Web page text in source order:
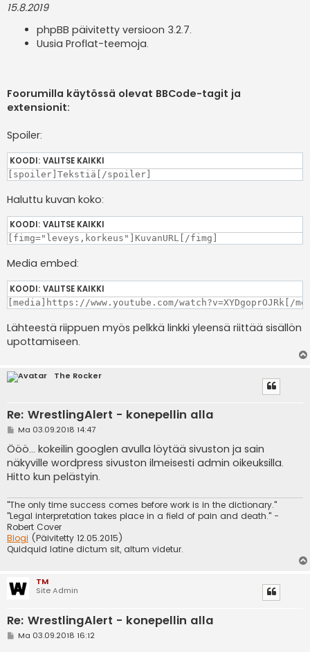
15.8.2019
phpBB päivitetty versioon 3.2.7.
Uusia Proflat-teemoja.
Foorumilla käytössä olevat BBCode-tagit ja
extensionit:
Spoiler:
KOODI: VALITSE KAIKKI
[spoiler]Tekstiä[/spoiler]
Haluttu kuvan koko:
KOODI: VALITSE KAIKKI
[fimg="leveys,korkeus"]KuvanURL[/fimg]
Media embed:
KOODI: VALITSE KAIKKI
[media]https://www.youtube.com/watch?v=XYDgoprOJRk[/
Lähteestä riippuen myös pelkkä linkki yleensä riittää sisällön
upottamiseen.
The Rocker
Re: WrestlingAlert - konepellin alla
V
e
s
t
i
Ma 03.09.2018 14:47
Ööö... kokeilin googlen avulla löytää sivuston ja sain
näkyville wordpress sivuston ilmeisesti admin oikeuksilla.
Hitto kun pelästyin.
"The only time success comes before work is in the dictionary."
"Legal interpretation takes place in a field of pain and death." -
Robert Cover
Blogi (Päivitetty 12.05.2015)
Quidquid latine dictum sit, altum videtur.
TM
Site Admin
Re: WrestlingAlert - konepellin alla
VMa 03.09.2018 16:12